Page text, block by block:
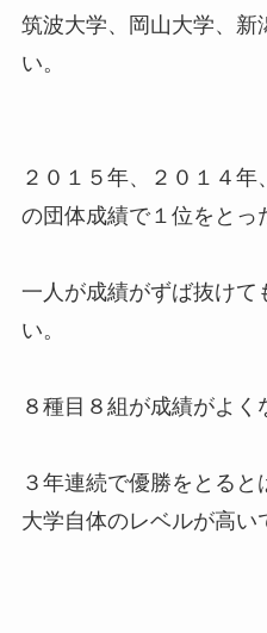
筑波大学、岡山大学、新
い。
２０１５年、２０１４
の団体成績で１位をとっ
一人が成績がずば抜けて
い。
８種目８組が成績がよく
３年連続で優勝をとると
大学自体のレベルが高い